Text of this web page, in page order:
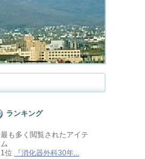
ランキング
最も多く閲覧されたアイテ
ム
1位
『消化器外科30年...